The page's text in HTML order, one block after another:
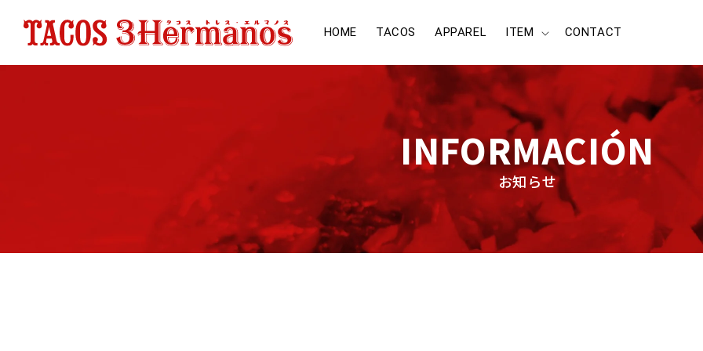
content
HOME TACOS APPAREL ITEM CONTACT
INFORMACIÓN
お知らせ